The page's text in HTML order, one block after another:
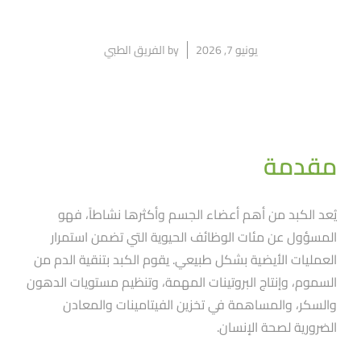
يونيو 7, 2026 byالفريق الطبي
مقدمة
يُعد الكبد من أهم أعضاء الجسم وأكثرها نشاطاََ، فهو
المسؤول عن مئات الوظائف الحيوية التي تضمن استمرار
العمليات الأيضية بشكل طبيعي. يقوم الكبد بتنقية الدم من
السموم، وإنتاج البروتينات المهمة، وتنظيم مستويات الدهون
والسكر، والمساهمة في تخزين الفيتامينات والمعادن
الضرورية لصحة الإنسان.